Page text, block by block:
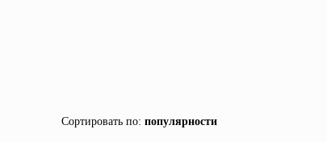
Сортировать по: популярности